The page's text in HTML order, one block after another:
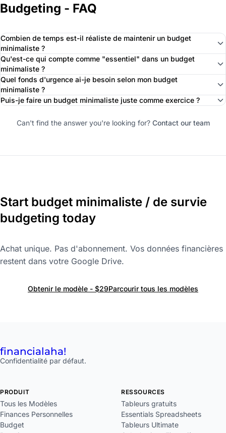
Budgeting - FAQ
Combien de temps est-il réaliste de maintenir un budget
minimaliste ?
Qu'est-ce qui compte comme "essentiel" dans un budget
minimaliste ?
Quel fonds d'urgence ai-je besoin selon mon budget
minimaliste ?
Puis-je faire un budget minimaliste juste comme exercice ?
Can't find the answer you're looking for? Contact our team
Start budget minimaliste / de survie
budgeting today
Achat unique. Pas d'abonnement. Vos données financières
restent dans votre Google Drive.
Obtenir le modèle - $29Parcourir tous les modèles
financialaha!
Confidentialité par défaut.
PRODUIT
Tous les Modèles
Finances Personnelles
Budget
RESSOURCES
Tableurs gratuits
Essentials Spreadsheets
Tableurs Ultimate